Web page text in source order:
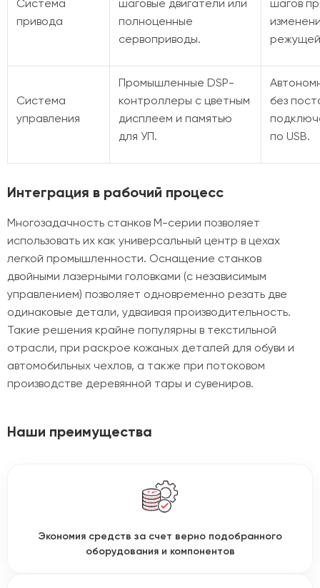
Система
привода
шаговые двигатели или
полноценные
сервоприводы.
шагов
режущей
Система
управления
Промышленные DSP-
контроллеры с цветным
дисплеем и памятью
для УП.
без
по USB.
Интеграция в рабочий процесс
Многозадачность станков M-серии позволяет
использовать их как универсальный центр в цехах
легкой промышленности. Оснащение станков
двойными лазерными головками (с независимым
управлением) позволяет одновременно резать две
одинаковые детали, удваивая производительность.
Такие решения крайне популярны в текстильной
отрасли, при раскрое кожаных деталей для обуви и
автомобильных чехлов, а также при потоковом
производстве деревянной тары и сувениров.
Наши преимущества
Экономия средств за счет верно подобранного
оборудования и компонентов